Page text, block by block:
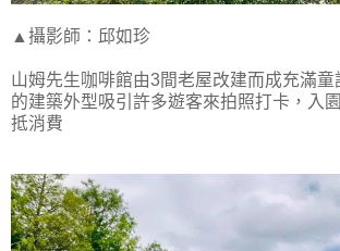
▲攝影師：邱如珍
山姆先生咖啡館由3間老屋改建而成充滿童
的建築外型吸引許多遊客來拍照打卡，入
抵消費